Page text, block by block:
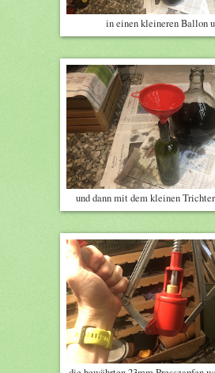
in einen kleineren Ballon
und dann mit dem kleinen